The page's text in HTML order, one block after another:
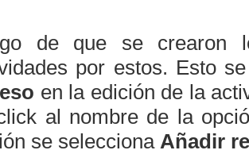
de que se crearon
por estos. Esto
en la edición de la
al nombre de la
se selecciona Añadir